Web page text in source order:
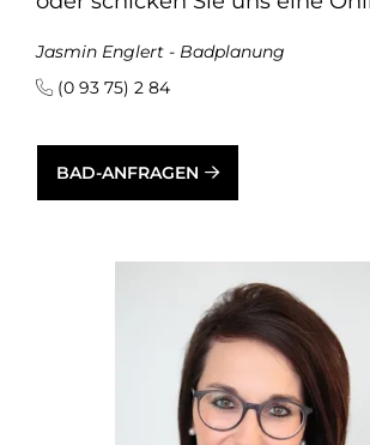
Jasmin Englert - Badplanung
(0 93 75) 2 84
BAD-ANFRAGEN